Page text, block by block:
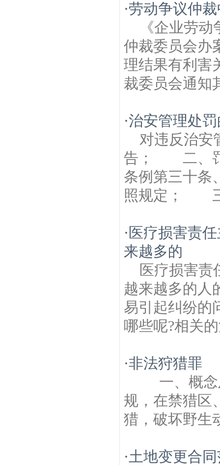
·劳动争议仲
《企业劳
仲裁委员会办
理结果有利害
裁委员会通知
·治安管理处
对违反治
告； 二、罚
条例第三十条
照规定； 三
· 医疗损害责
来越多的
医疗损害责
越来越多的人
易引起纠纷的
哪些呢?相关
·非法狩猎罪
一、概念
规，在禁猎区
猎，破坏野生
·土地变更合